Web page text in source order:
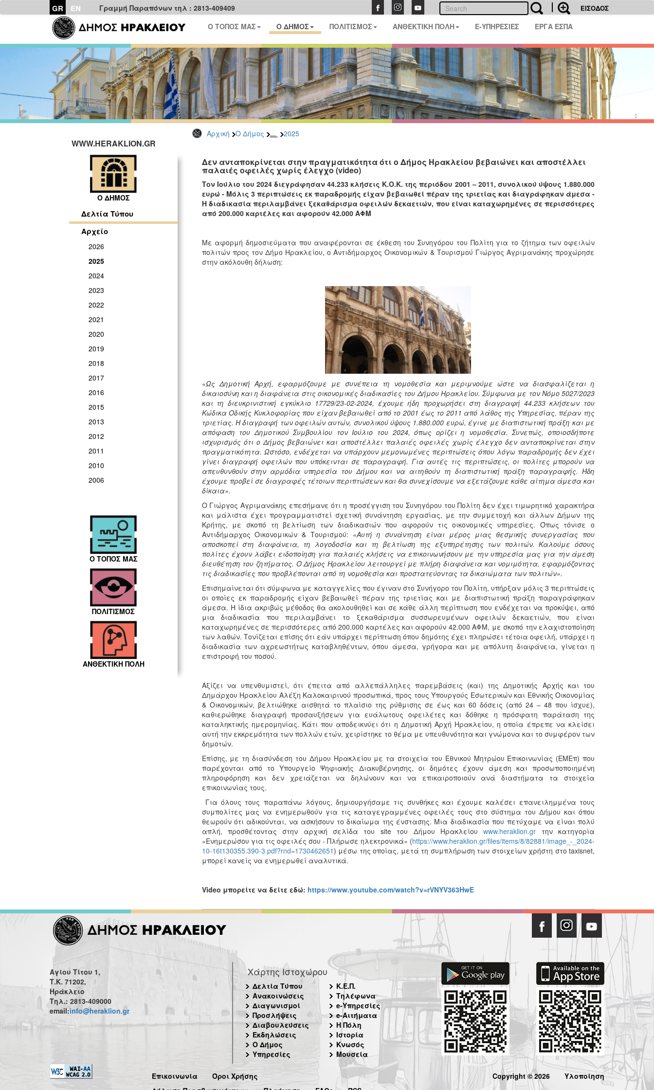
GR EN Γραμμή Παραπόνων τηλ : 2813-409409 ΕΙΣΟΔΟΣ
Ο ΤΟΠΟΣ ΜΑΣ Ο ΔΗΜΟΣ ΠΟΛΙΤΙΣΜΟΣ ΑΝΘΕΚΤΙΚΗ ΠΟΛΗ E-ΥΠΗΡΕΣΙΕΣ ΕΡΓΑ ΕΣΠΑ
Αρχική Ο Δήμος ... 2025
WWW.HERAKLION.GR
Ο ΔΗΜΟΣ
Δελτία Τύπου
Αρχείο
2026
2025
2024
2023
2022
2021
2020
2019
2018
2017
2016
2015
2013
2012
2011
2010
2006
Ο ΤΟΠΟΣ ΜΑΣ
ΠΟΛΙΤΙΣΜΟΣ
ΑΝΘΕΚΤΙΚΗ ΠΟΛΗ
Δεν ανταποκρίνεται στην πραγματικότητα ότι ο Δήμος Ηρακλείου βεβαιώνει και αποστέλλει
παλαιές οφειλές χωρίς έλεγχο (video)
Τον Ιούλιο του 2024 διεγράφησαν 44.233 κλήσεις Κ.Ο.Κ. της περιόδου 2001 – 2011, συνολικού ύψους 1.880.000
ευρώ - Μόλις 3 περιπτώσεις εκ παραδρομής είχαν βεβαιωθεί πέραν της τριετίας και διαγράφηκαν άμεσα -
Η διαδικασία περιλαμβάνει ξεκαθάρισμα οφειλών δεκαετιών, που είναι καταχωρημένες σε περισσότερες
από 200.000 καρτέλες και αφορούν 42.000 ΑΦΜ
Με αφορμή δημοσιεύματα που αναφέρονται σε έκθεση του Συνηγόρου του Πολίτη για το ζήτημα των οφειλών
πολιτών προς τον Δήμο Ηρακλείου, ο Αντιδήμαρχος Οικονομικών & Τουρισμού Γιώργος Αγριμανάκης προχώρησε
στην ακόλουθη δήλωση:
«Ως Δημοτική Αρχή, εφαρμόζουμε με συνέπεια τη νομοθεσία και μεριμνούμε ώστε να διασφαλίζεται η
δικαιοσύνη και η διαφάνεια στις οικονομικές διαδικασίες του Δήμου Ηρακλείου. Σύμφωνα με τον Νόμο 5027/2023
και τη διευκρινιστική εγκύκλιο 17729/23-02-2024, έχουμε ήδη προχωρήσει στη διαγραφή 44.233 κλήσεων του
Κώδικα Οδικής Κυκλοφορίας που είχαν βεβαιωθεί από το 2001 έως το 2011 από λάθος της Υπηρεσίας, πέραν της
τριετίας. Η διαγραφή των οφειλών αυτών, συνολικού ύψους 1.880.000 ευρώ, έγινε με διαπιστωτική πράξη και με
απόφαση του Δημοτικού Συμβουλίου τον Ιούλιο του 2024, όπως ορίζει η νομοθεσία. Συνεπώς, οποιοσδήποτε
ισχυρισμός ότι ο Δήμος βεβαιώνει και αποστέλλει παλαιές οφειλές χωρίς έλεγχο δεν ανταποκρίνεται στην
πραγματικότητα. Ωστόσο, ενδέχεται να υπάρχουν μεμονωμένες περιπτώσεις όπου λόγω παραδρομής δεν έχει
γίνει διαγραφή οφειλών που υπόκεινται σε παραγραφή. Για αυτές τις περιπτώσεις, οι πολίτες μπορούν να
απευθυνθούν στην αρμόδια υπηρεσία του Δήμου και να αιτηθούν τη διαπιστωτική πράξη παραγραφής. Ήδη
έχουμε προβεί σε διαγραφές τέτοιων περιπτώσεων και θα συνεχίσουμε να εξετάζουμε κάθε αίτημα άμεσα και
δίκαια».
Ο Γιώργος Αγριμανάκης επεσήμανε ότι η προσέγγιση του Συνηγόρου του Πολίτη δεν έχει τιμωρητικό χαρακτήρα
και μάλιστα έχει προγραμματιστεί σχετική συνάντηση εργασίας, με την συμμετοχή και άλλων Δήμων της
Κρήτης, με σκοπό τη βελτίωση των διαδικασιών που αφορούν τις οικονομικές υπηρεσίες. Όπως τόνισε ο
Αντιδήμαρχος Οικονομικών & Τουρισμού: «Αυτή η συνάντηση είναι μέρος μιας θεσμικής συνεργασίας που
αποσκοπεί στη διαφάνεια, τη λογοδοσία και τη βελτίωση της εξυπηρέτησης των πολιτών. Καλούμε όσους
πολίτες έχουν λάβει ειδοποίηση για παλαιές κλήσεις να επικοινωνήσουν με την υπηρεσία μας για την άμεση
διευθέτηση του ζητήματος. Ο Δήμος Ηρακλείου λειτουργεί με πλήρη διαφάνεια και νομιμότητα, εφαρμόζοντας
τις διαδικασίες που προβλέπονται από τη νομοθεσία και προστατεύοντας τα δικαιώματα των πολιτών».
Επισημαίνεται ότι σύμφωνα με καταγγελίες που έγιναν στο Συνήγορο του Πολίτη, υπήρξαν μόλις 3 περιπτώσεις
οι οποίες εκ παραδρομής είχαν βεβαιωθεί πέραν της τριετίας και με διαπιστωτική πράξη παραγράφηκαν
άμεσα. Η ίδια ακριβώς μέθοδος θα ακολουθηθεί και σε κάθε άλλη περίπτωση που ενδέχεται να προκύψει, από
μια διαδικασία που περιλαμβάνει το ξεκαθάρισμα συσσωρευμένων οφειλών δεκαετιών, που είναι
καταχωρημένες σε περισσότερες από 200.000 καρτέλες και αφορούν 42.000 ΑΦΜ, με σκοπό την ελαχιστοποίηση
των λαθών. Τονίζεται επίσης ότι εάν υπάρχει περίπτωση όπου δημότης έχει πληρώσει τέτοια οφειλή, υπάρχει η
διαδικασία των αχρεωστήτως καταβληθέντων, όπου άμεσα, γρήγορα και με απόλυτη διαφάνεια, γίνεται η
επιστροφή του ποσού.
Αξίζει να υπενθυμιστεί, ότι έπειτα από αλλεπάλληλες παρεμβάσεις (και) της Δημοτικής Αρχής και του
Δημάρχου Ηρακλείου Αλέξη Καλοκαιρινού προσωπικά, προς τους Υπουργούς Εσωτερικών και Εθνικής Οικονομίας
& Οικονομικών, βελτιώθηκε αισθητά το πλαίσιο της ρύθμισης σε έως και 60 δόσεις (από 24 – 48 που ίσχυε),
καθιερώθηκε διαγραφή προσαυξήσεων για ευάλωτους οφειλέτες και δόθηκε η πρόσφατη παράταση της
καταληκτικής ημερομηνίας. Κάτι που αποδεικνύει ότι η Δημοτική Αρχή Ηρακλείου, η οποία έπρεπε να κλείσει
αυτή την εκκρεμότητα των πολλών ετών, χειρίστηκε το θέμα με υπευθυνότητα και γνώμονα και το συμφέρον των
δημοτών.
Επίσης, με τη διασύνδεση του Δήμου Ηρακλείου με τα στοιχεία του Εθνικού Μητρώου Επικοινωνίας (ΕΜΕπ) που
παρέχονται από το Υπουργείο Ψηφιακής Διακυβέρνησης, οι δημότες έχουν άμεση και προσωποποιημένη
πληροφόρηση και δεν χρειάζεται να δηλώνουν και να επικαιροποιούν ανά διαστήματα τα στοιχεία
επικοινωνίας τους.
Για όλους τους παραπάνω λόγους, δημιουργήσαμε τις συνθήκες και έχουμε καλέσει επανειλημμένα τους
συμπολίτες μας να ενημερωθούν για τις καταγεγραμμένες οφειλές τους στο σύστημα του Δήμου και όπου
θεωρούν ότι αδικούνται, να ασκήσουν το δικαίωμα της ένστασης. Μια διαδικασία που πετύχαμε να είναι πολύ
απλή, προσθέτοντας στην αρχική σελίδα του site του Δήμου Ηρακλείουwww.heraklion.gr την κατηγορία
«Ενημερώσου για τις οφειλές σου - Πλήρωσε ηλεκτρονικά» (https://www.heraklion.gr/files/items/8/82881/image_-_2024-
10-16t130355.390-3.pdf?rnd=1730462651) μέσω της οποίας, μετά τη συμπλήρωση των στοιχείων χρήστη στο taxisnet,
μπορεί κανείς να ενημερωθεί αναλυτικά.
Video μπορείτε να δείτε εδώ: https://www.youtube.com/watch?v=rVNYV363HwE
Αγίου Τίτου 1,
Τ.Κ. 71202,
Ηράκλειο
Τηλ.: 2813-409000
email:info@heraklion.gr
Χάρτης Ιστοχώρου
Δελτία Τύπου
Ανακοινώσεις
Διαγωνισμοί
Προσλήψεις
Διαβουλεύσεις
Εκδηλώσεις
Ο Δήμος
Υπηρεσίες
Κ.Ε.Π.
Τηλέφωνα
e-Υπηρεσίες
e-Αιτήματα
Η Πόλη
Ιστορία
Κνωσός
Μουσεία
Επικοινωνία
Όροι Χρήσης
Copyright © 2026 Υλοποίηση